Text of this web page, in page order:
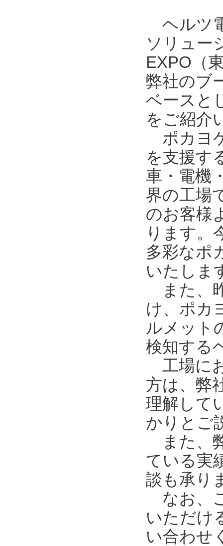
ヘルツ
ソリュー
EXPO（
弊社のブ
ベースと
をご紹介
ポカヨ
を支援す
車・電機
界の工場
のお客様
ります。
多彩なポ
いたしま
また、
け、ポカ
ルメット
検知する
工場に
方は、弊
理解して
かりとご
また、
ている実
談も承り
なお、
いただけ
い合わせ